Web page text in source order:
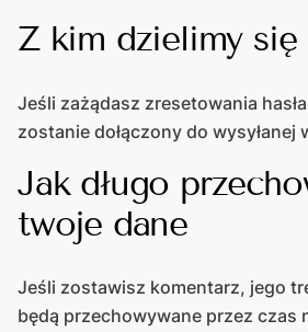
Z kim dzielimy się
Jeśli zażądasz zresetowania
zostanie dołączony do wysyłanej
Jak długo
twoje dane
Jeśli zostawisz komentarz, jego
będą przechowywane przez czas